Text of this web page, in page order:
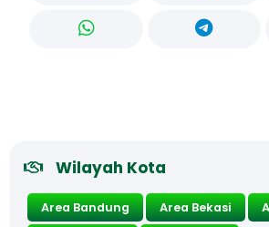
Wilayah Kota
Area Bandung Area Bekasi